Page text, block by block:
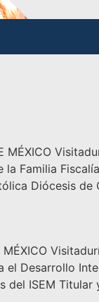
MÉXICO
Familia
Diócesis
MÉXICO
Desarrollo
ISEM